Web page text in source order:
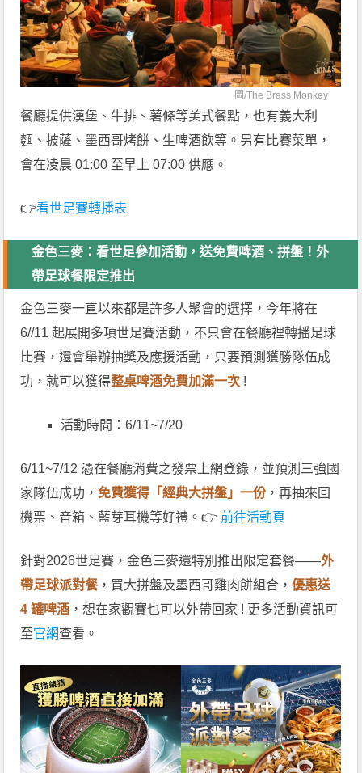
圖/The Brass Monkey
餐廳提供漢堡、牛排、薯條等美式餐點，也有義大利
麵、披薩、墨西哥烤餅、生啤酒飲等。另有比賽菜單，
會在凌晨 01:00 至早上 07:00 供應。
👉看世足賽轉播表
金色三麥：看世足參加活動，送免費啤酒、拼盤！外
帶足球餐限定推出
金色三麥一直以來都是許多人聚會的選擇，今年將在
6//11 起展開多項世足賽活動，不只會在餐廳裡轉播足球
比賽，還會舉辦抽獎及應援活動，只要預測獲勝隊伍成
功，就可以獲得整桌啤酒免費加滿一次 !
活動時間：6/11~7/20
6/11~7/12 憑在餐廳消費之發票上網登錄，並預測三強國
家隊伍成功，免費獲得「經典大拼盤」一份 ，再抽來回
機票、音箱、藍芽耳機等好禮。👉前往活動頁
針對2026世足賽，金色三麥還特別推出限定套餐——外
帶足球派對餐，買大拼盤及墨西哥雞肉餅組合，優惠送
4 罐啤酒 ，想在家觀賽也可以外帶回家 ! 更多活動資訊可
至官網查看。